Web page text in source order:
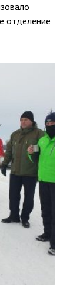
отделение